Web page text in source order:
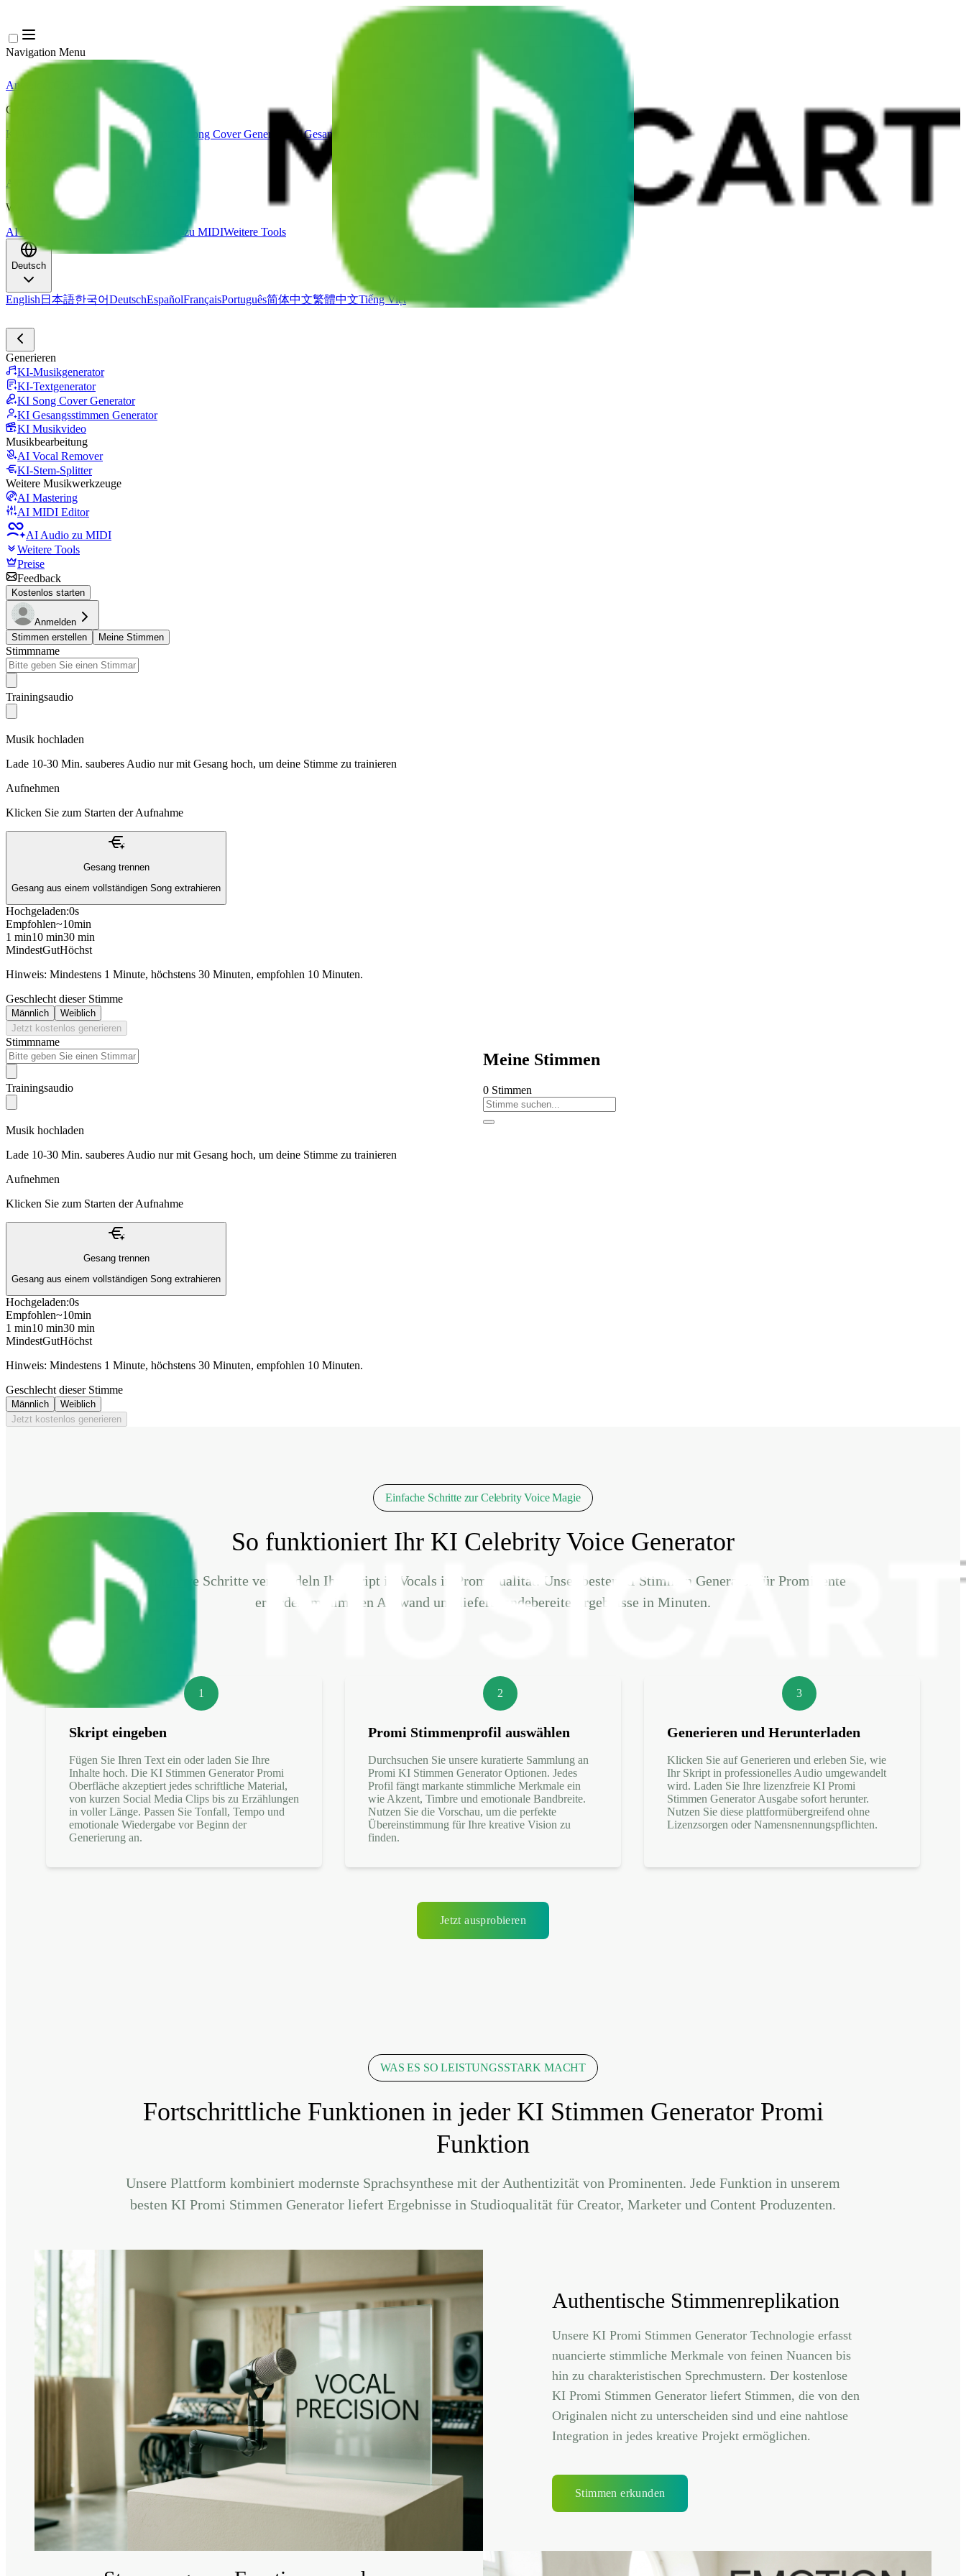
Navigation Menu
Anmelden Close menu
Generieren
KI-Musikgenerator
KI-Textgenerator KI Song Cover Generator KI Gesangsstimmen Generator
AI Vocal Remover
Weitere Musikwerkzeuge
AI Mastering
AI Audio zu MIDIWeitere Tools
Deutsch
English 日本語한국어DeutschEspañolFrançaisPortuguês简体中文繁體中文Tiếng Việt
Generieren
KI-Musikgenerator
KI-Textgenerator
KI Song Cover Generator
KI Gesangsstimmen Generator
KI Musikvideo
Musikbearbeitung
AI Vocal Remover
KI-Stem-Splitter
Weitere Musikwerkzeuge
AI Mastering
AI MIDI Editor
AI Audio zu MIDI
Weitere Tools
Preise
Feedback
Kostenlos starten
Anmelden
Stimmen erstellen
Meine Stimmen
Stimmname
Trainingsaudio
Musik hochladen
Lade 10-30 Min. sauberes Audio nur mit Gesang hoch, um deine Stimme zu trainieren
Aufnehmen
Klicken Sie zum Starten der Aufnahme
Gesang trennen
Gesang aus einem vollständigen Song extrahieren
Hochgeladen:0s
Empfohlen~10min
1 min10 min30 min
MindestGutHöchst
Hinweis: Mindestens 1 Minute, höchstens 30 Minuten, empfohlen 10 Minuten.
Geschlecht dieser Stimme
Männlich
Weiblich
Jetzt kostenlos generieren
Stimmname
Trainingsaudio
Musik hochladen
Lade 10-30 Min. sauberes Audio nur mit Gesang hoch, um deine Stimme zu trainieren
Aufnehmen
Klicken Sie zum Starten der Aufnahme
Gesang trennen
Gesang aus einem vollständigen Song extrahieren
Hochgeladen:0s
Empfohlen~10min
1 min10 min30 min
MindestGutHöchst
Hinweis: Mindestens 1 Minute, höchstens 30 Minuten, empfohlen 10 Minuten.
Geschlecht dieser Stimme
Männlich
Weiblich
Jetzt kostenlos generieren
Meine Stimmen
0 Stimmen
Einfache Schritte zur Celebrity Voice Magie
So funktioniert Ihr KI Celebrity Voice Generator
Drei intuitive Schritte verwandeln Ihr Skript in Vocals in Promiqualität. Unser bester KI Stimmen Generator für Prominente
erfordert minimalen Aufwand und liefert sendebereite Ergebnisse in Minuten.
1
Skript eingeben
Fügen Sie Ihren Text ein oder laden Sie Ihre
Inhalte hoch. Die KI Stimmen Generator Promi
Oberfläche akzeptiert jedes schriftliche Material,
von kurzen Social Media Clips bis zu Erzählungen
in voller Länge. Passen Sie Tonfall, Tempo und
emotionale Wiedergabe vor Beginn der
Generierung an.
2
Promi Stimmenprofil auswählen
Durchsuchen Sie unsere kuratierte Sammlung an
Promi KI Stimmen Generator Optionen. Jedes
Profil fängt markante stimmliche Merkmale ein
wie Akzent, Timbre und emotionale Bandbreite.
Nutzen Sie die Vorschau, um die perfekte
Übereinstimmung für Ihre kreative Vision zu
finden.
3
Generieren und Herunterladen
Klicken Sie auf Generieren und erleben Sie, wie
Ihr Skript in professionelles Audio umgewandelt
wird. Laden Sie Ihre lizenzfreie KI Promi
Stimmen Generator Ausgabe sofort herunter.
Nutzen Sie diese plattformübergreifend ohne
Lizenzsorgen oder Namensnennungspflichten.
Jetzt ausprobieren
WAS ES SO LEISTUNGSSTARK MACHT
Fortschrittliche Funktionen in jeder KI Stimmen Generator Promi
Funktion
Unsere Plattform kombiniert modernste Sprachsynthese mit der Authentizität von Prominenten. Jede Funktion in unserem
besten KI Promi Stimmen Generator liefert Ergebnisse in Studioqualität für Creator, Marketer und Content Produzenten.
Authentische Stimmenreplikation
Unsere KI Promi Stimmen Generator Technologie erfasst
nuancierte stimmliche Merkmale von feinen Nuancen bis
hin zu charakteristischen Sprechmustern. Der kostenlose
KI Promi Stimmen Generator liefert Stimmen, die von den
Originalen nicht zu unterscheiden sind und eine nahtlose
Integration in jedes kreative Projekt ermöglichen.
Stimmen erkunden